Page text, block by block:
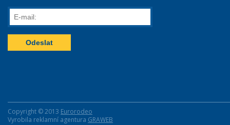
E-
mail:
Copyright © 2013 Eurorodeo
Vyrobila reklamní agentura GRAWEB